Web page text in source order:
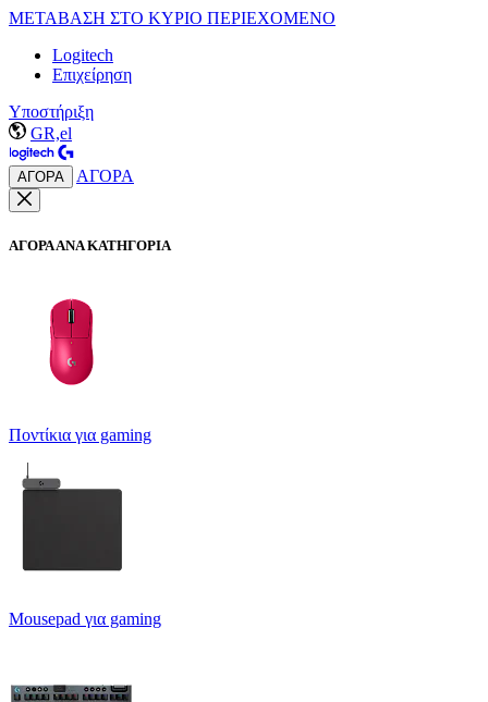
ΜΕΤΑΒΑΣΗ ΣΤΟ ΚΥΡΙΟ ΠΕΡΙΕΧΟΜΕΝΟ
Logitech
Επιχείρηση
Υποστήριξη
GR,el
ΑΓΟΡΑ ΑΓΟΡΑ
ΑΓΟΡΑ ΑΝΑ ΚΑΤΗΓΟΡΙΑ
Ποντίκια για gaming
Mousepad για gaming